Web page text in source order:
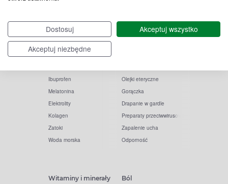
Dostosuj
Akceptuj wszystko
Akceptuj niezbędne
Witamina C
Krople do oczu
Tran
Ibuprofen
Melatonina
Elektrolity
Kolagen
Zatoki
Woda morska
Krople do nosa
Olejki eteryczne
Gorączka
Drapanie w gardle
Preparaty przeciwwirusowe
Zapalenie ucha
Odporność
Witaminy i minerały Ból